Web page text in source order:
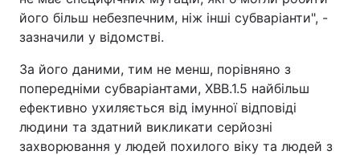
його більш небезпечним, ніж інші субваріанти", -
зазначили у відомстві.
За його даними, тим не менш, порівняно з
попередніми субваріантами, XBB.1.5 найбільш
ефективно ухиляється від імунної відповіді
людини та здатний викликати серйозні
захворювання у людей похилого віку та людей з